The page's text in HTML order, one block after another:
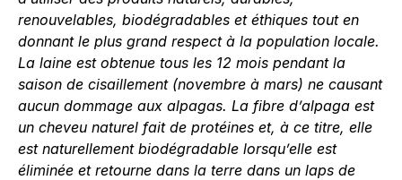
renouvelables, biodégradables et éthiques tout en
donnant le plus grand respect à la population locale.
La laine est obtenue tous les 12 mois pendant la
saison de cisaillement (novembre à mars) ne causant
aucun dommage aux alpagas. La fibre d’alpaga est
un cheveu naturel fait de protéines et, à ce titre, elle
est naturellement biodégradable lorsqu’elle est
éliminée et retourne dans la terre dans un laps de